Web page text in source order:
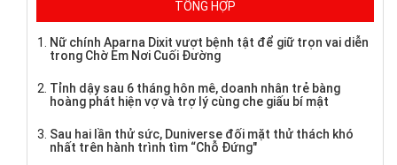
TỔNG HỢP
Nữ chính Aparna Dixit vượt bệnh tật để giữ trọn vai diễn
trong Chờ Em Nơi Cuối Đường
Tỉnh dậy sau 6 tháng hôn mê, doanh nhân trẻ bàng
hoàng phát hiện vợ và trợ lý cùng che giấu bí mật
Sau hai lần thử sức, Duniverse đối mặt thử thách khó
nhất trên hành trình tìm “Chỗ Đứng"